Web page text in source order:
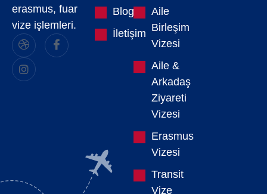
erasmus, fuar
vize işlemleri.
Blog
İletişim
Aile
Birleşim
Vizesi
Aile &
Arkadaş
Ziyareti
Vizesi
Erasmus
Vizesi
Transit
Vize